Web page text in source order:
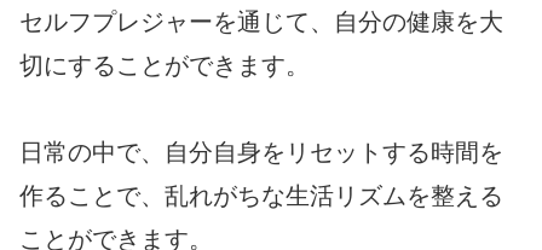
セルフプレジャーを通じて、自分の健康を大
切にすることができます。
日常の中で、自分自身をリセットする時間を
作ることで、乱れがちな生活リズムを整える
ことができます。